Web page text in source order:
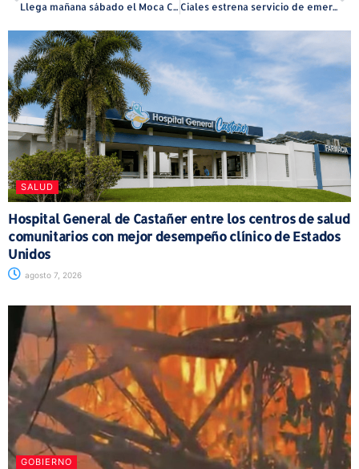
Llega mañana sábado el Moca Car Night a Moca Ciales estrena servicio de emergencias médicas
SALUD
Hospital General de Castañer entre los centros de salud
comunitarios con mejor desempeño clínico de Estados
Unidos
agosto 7, 2026
GOBIERNO